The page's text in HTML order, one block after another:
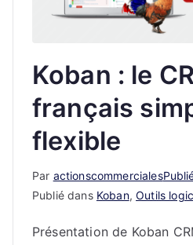
Koban : le
français
flexible
Par actionscommerciales
Publié dans Koban,Outils
Présentation de Koban